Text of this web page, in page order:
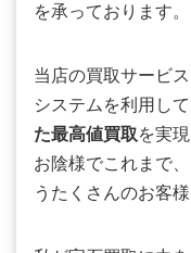
を承っております。
当店の買取サービ
システムを利用して
た最高値買取を実
お陰様でこれまで、
うたくさんのお客